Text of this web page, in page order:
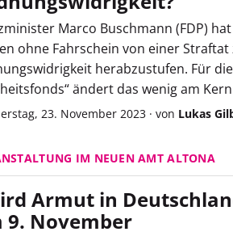
Marco Buschmann (FDP)
ohne Fahrschein von einer Straftat
herabzustufen. Für
ändert das wenig am
23. November 2023· von Lukas
IM NEUEN AMT ALTONA
Armut in
9. November